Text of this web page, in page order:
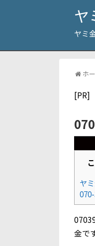
ヤ
ヤミ
ホ
[PR]
ヤ
金で